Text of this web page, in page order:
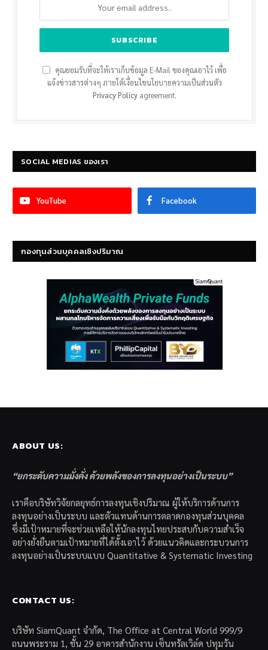
คุณยอมรับที่จะให้เราเก็บข้อมูล E-Mail ของคุณเอาไว้ เพื่อ
แจ้งข่าวสารต่างๆ ภายใต้เงื่อนไขนโยบายความเป็นส่วนตัว
Privacy Policyagreement.
SOCIAL MEDIAS ของเรา
YouTube Facebook
กองทุนส่วนบุคคลเชิงปริมาณ
ABOUT US:
“ยกระดับความมั่งคั่ง ด้วยพลังของการลงทุนอย่างเป็นระบบ”
เราคือบริษัทวิจัยกลยุทธ์การลงทุนเชิงปริมาณ ผู้ให้บริการด้านการ
ลงทุนอย่างเป็นระบบ และตัวแทนด้านการตลาดกองทุนส่วนบุคคล
ซึ่งมีเป้าหมายที่จะช่วยเหลือให้นักลงทุนไทยประสบกับความสำเร็จ
อย่างยั่งยืนตามเป้าหมายที่ได้ตั้งเอาไว้ ด้วยแนวคิดและกระบวนการ
ลงทุนอย่างเป็นระบบแบบ Quantitative & Systematic Investing
CONTACT US:
บริษัท SiamQuant จำกัด, The Office at Central World 999/9
ถนนพระราม 1, ชั้น 29 อาคารสำนักงาน เซ็นทรัลเวิล์ด ปทุมวัน